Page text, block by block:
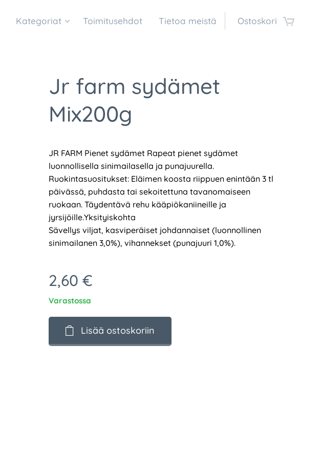
Kategoriat Toimitusehdot Tietoa meistä Ostoskori
Jr farm sydämet
Mix200g
JR FARM Pienet sydämet Rapeat pienet sydämet
luonnollisella sinimailasella ja punajuurella.
Ruokintasuositukset: Eläimen koosta riippuen enintään 3 tl
päivässä, puhdasta tai sekoitettuna tavanomaiseen
ruokaan. Täydentävä rehu kääpiökaniineille ja
jyrsijöille.Yksityiskohta
Sävellys viljat, kasviperäiset johdannaiset (luonnollinen
sinimailanen 3,0%), vihannekset (punajuuri 1,0%).
2,60 €
Varastossa
Lisää ostoskoriin